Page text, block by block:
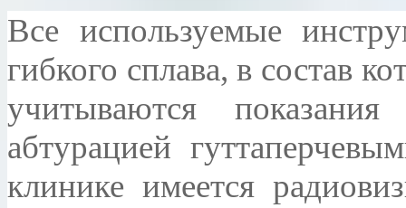
Все используемые
гибкого сплава, в состав
учитываются
абтурацией
клинике имеется